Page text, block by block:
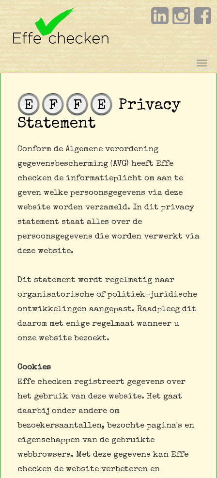
E F F E
Privacy
Statement
Conform de Algemene verordening
gegevensbescherming (AVG) heeft Effe
checken de informatieplicht om aan te
geven welke persoonsgegevens via deze
website worden verzameld. In dit privacy
statement staat alles over de
persoonsgegevens die worden verwerkt via
deze website.
Dit statement wordt regelmatig naar
organisatorische of politiek-juridische
ontwikkelingen aangepast. Raadpleeg dit
daarom met enige regelmaat wanneer u
onze website bezoekt.
Cookies
Effe checken registreert gegevens over
het gebruik van deze website. Het gaat
daarbij onder andere om
bezoekersaantallen, bezochte pagina's en
eigenschappen van de gebruikte
webbrowsers. Met deze gegevens kan Effe
checken de website verbeteren en